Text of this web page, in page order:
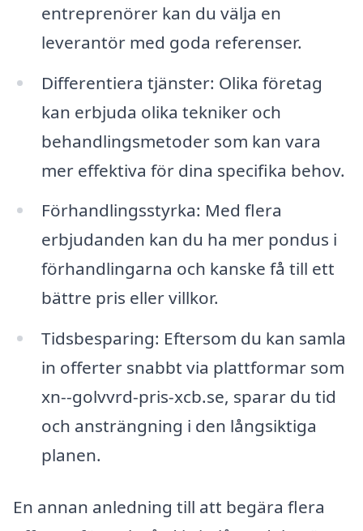
entreprenörer kan du välja en
leverantör med goda referenser.
Differentiera tjänster: Olika företag
kan erbjuda olika tekniker och
behandlingsmetoder som kan vara
mer effektiva för dina specifika behov.
Förhandlingsstyrka: Med flera
erbjudanden kan du ha mer pondus i
förhandlingarna och kanske få till ett
bättre pris eller villkor.
Tidsbesparing: Eftersom du kan samla
in offerter snabbt via plattformar som
xn--golvvrd-pris-xcb.se, sparar du tid
och ansträngning i den långsiktiga
planen.
En annan anledning till att begära flera